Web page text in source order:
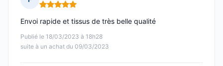
Note : 5 sur 5
Publié le 18/03/2023 à 18h28
suite à un achat du 09/03/2023
Envoi rapide et tissus de très belle qualité